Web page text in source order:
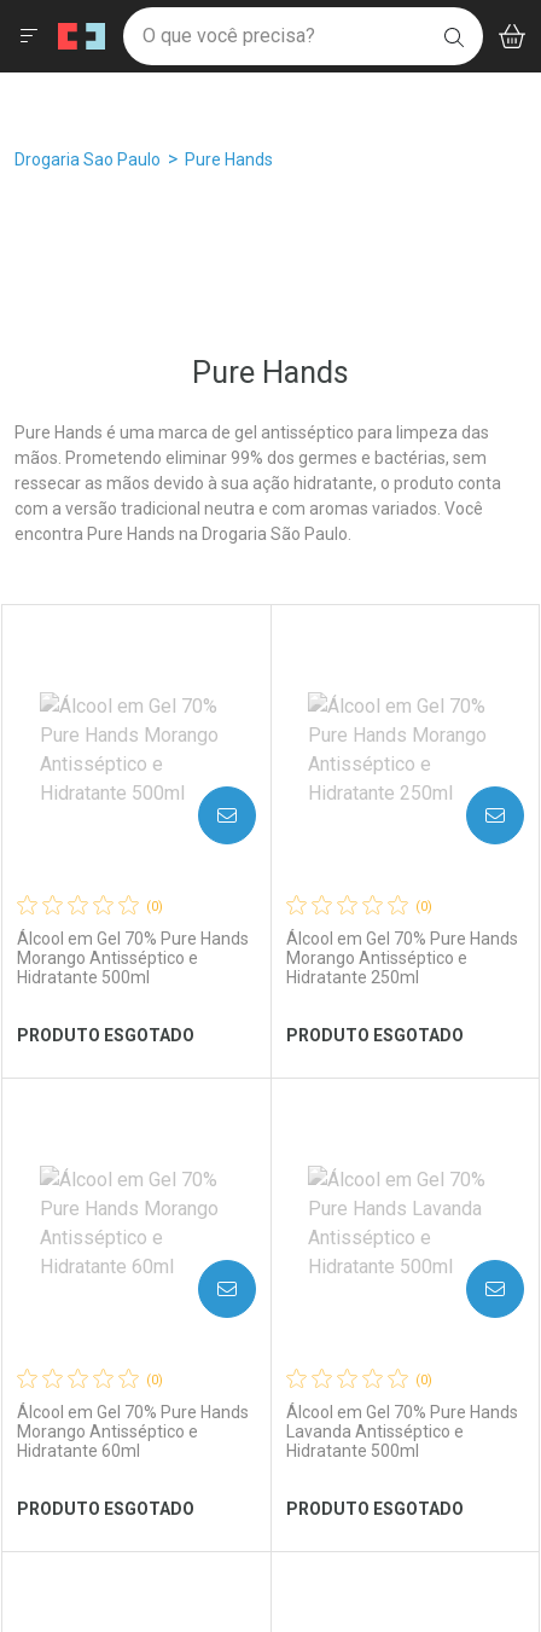
Drogaria São Paulo
Ir direto para a home
pela página
Ir direto para o conteúdo
Ir direto para a busca
Ir direto para a notificações
Faça a sua busca
O que você precisa? BUSCAR
Menu
Breadcrumb
Drogaria Sao Paulo Pure Hands
Pure Hands
Pure Hands é uma marca de gel antisséptico para limpeza das
mãos. Prometendo eliminar 99% dos germes e bactérias, sem
ressecar as mãos devido à sua ação hidratante, o produto conta
com a versão tradicional neutra e com aromas variados. Você
encontra Pure Hands na Drogaria São Paulo.
(0)
Álcool em Gel 70% Pure Hands
Morango Antisséptico e
Hidratante 500ml
PRODUTO ESGOTADO
AVISE-ME
Laboratório
Ver Desconto Convênio
Por Menos
(0)
Álcool em Gel 70% Pure Hands
Morango Antisséptico e
Hidratante 250ml
PRODUTO ESGOTADO
AVISE-ME
Laboratório
Ver Desconto Convênio
Por Menos
(0)
Álcool em Gel 70% Pure Hands
Morango Antisséptico e
Hidratante 60ml
PRODUTO ESGOTADO
AVISE-ME
(0)
Álcool em Gel 70% Pure Hands
Lavanda Antisséptico e
Hidratante 500ml
PRODUTO ESGOTADO
AVISE-ME
Âncoras
Filtros Ordenar por